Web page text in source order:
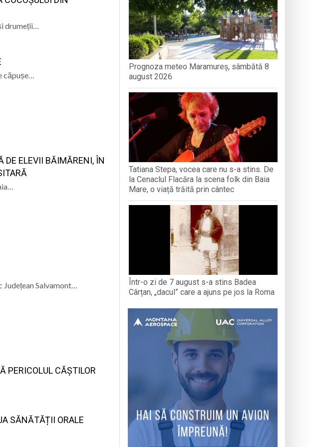
o vară plină de aventuri și amintiri
memorie” – un eveniment dedicat marelui voievod, la
trec prin același stres, iar una dezvoltă anxietate,
pe sigheteni să descopere orașul dintr-o perspectivă diferită
drumeții…
DE ELEVII BĂIMĂRENI, ÎN
Salvamont…
PERICOLUL CĂȘTILOR
SĂNĂTĂȚII ORALE
Prognoza meteo Maramureș, sâmbătă 8
august 2026
Tatiana Stepa, vocea care nu s-a stins. De
la Cenaclul Flacăra la scena folk din Baia
Mare, o viață trăită prin cântec
Într-o zi de 7 august s-a stins Badea
Cârțan, „dacul” care a ajuns pe jos la Roma